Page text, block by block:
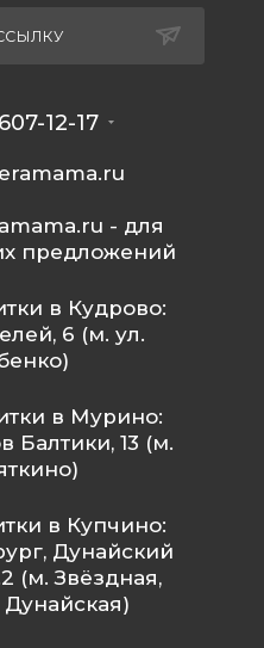
12-17
- для
предложений
в Кудрово:
6 (м. ул.
в Мурино:
Балтики, 13 (м.
в Купчино:
Дунайский
(м. Звёздная,